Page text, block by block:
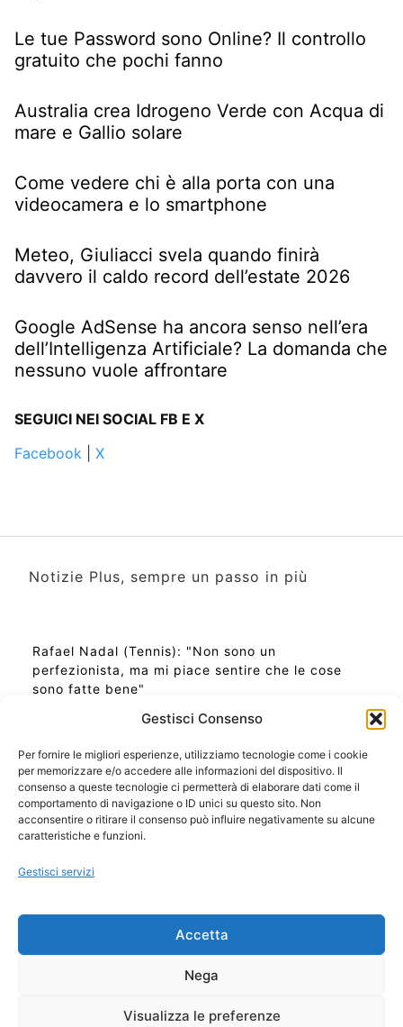
Gestisci Consenso
Per fornire le migliori esperienze, utilizziamo tecnologie come i cookie
per memorizzare e/o accedere alle informazioni del dispositivo. Il
consenso a queste tecnologie ci permetterà di elaborare dati come il
comportamento di navigazione o ID unici su questo sito. Non
acconsentire o ritirare il consenso può influire negativamente su alcune
caratteristiche e funzioni.
Gestisci servizi
Accetta
Nega
Visualizza le preferenze
Le tue Password sono Online? Il controllo
gratuito che pochi fanno
Australia crea Idrogeno Verde con Acqua di
mare e Gallio solare
Come vedere chi è alla porta con una
videocamera e lo smartphone
Meteo, Giuliacci svela quando finirà
davvero il caldo record dell’estate 2026
Google AdSense ha ancora senso nell’era
dell’Intelligenza Artificiale? La domanda che
nessuno vuole affrontare
SEGUICI NEI SOCIAL FB E X
Facebook
X
Notizie Plus, sempre un passo in più
Rafael Nadal (Tennis): "Non sono un
perfezionista, ma mi piace sentire che le cose
sono fatte bene"
Ora Esatta in Italia in questo momento
Ti Senti Strano Ultimamente? Potrebbe Essere per
la Risonanza di Schumann
Come Sapere Se Stai Ascendendo alla Quinta
Copyright 2026 NotiziePlus.com
📰 Contenuto Umano Verificato
Privacy Coockie
Pubblicità